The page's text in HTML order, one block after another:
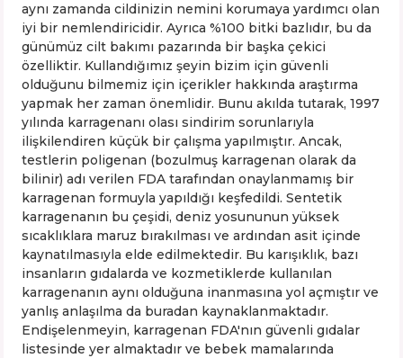
aynı zamanda cildinizin nemini korumaya yardımcı olan
iyi bir nemlendiricidir. Ayrıca %100 bitki bazlıdır, bu da
günümüz cilt bakımı pazarında bir başka çekici
özelliktir. Kullandığımız şeyin bizim için güvenli
olduğunu bilmemiz için içerikler hakkında araştırma
yapmak her zaman önemlidir. Bunu akılda tutarak, 1997
yılında karragenanı olası sindirim sorunlarıyla
ilişkilendiren küçük bir çalışma yapılmıştır. Ancak,
testlerin poligenan (bozulmuş karragenan olarak da
bilinir) adı verilen FDA tarafından onaylanmamış bir
karragenan formuyla yapıldığı keşfedildi. Sentetik
karragenanın bu çeşidi, deniz yosununun yüksek
sıcaklıklara maruz bırakılması ve ardından asit içinde
kaynatılmasıyla elde edilmektedir. Bu karışıklık, bazı
insanların gıdalarda ve kozmetiklerde kullanılan
karragenanın aynı olduğuna inanmasına yol açmıştır ve
yanlış anlaşılma da buradan kaynaklanmaktadır.
Endişelenmeyin, karragenan FDA'nın güvenli gıdalar
listesinde yer almaktadır ve bebek mamalarında